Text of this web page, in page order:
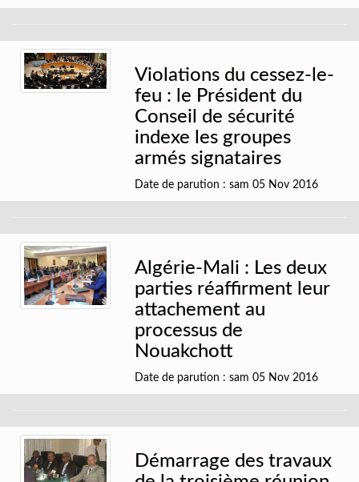
Violations du cessez-le-
feu : le Président du
Conseil de sécurité
indexe les groupes
armés signataires
Date de parution : sam 05 Nov 2016
Algérie-Mali : Les deux
parties réaffirment leur
attachement au
processus de
Nouakchott
Date de parution : sam 05 Nov 2016
Démarrage des travaux